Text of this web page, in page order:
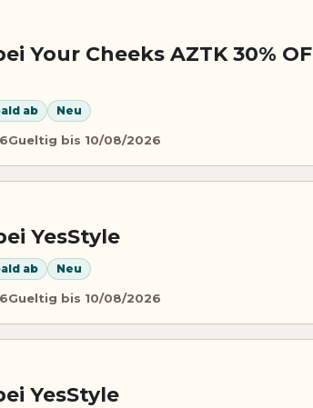
Your Cheeks AZTK 30%
ab Neu
Gueltig bis 10/08/2026
YesStyle
ab Neu
Gueltig bis 10/08/2026
YesStyle